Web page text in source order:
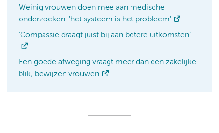
Weinig vrouwen doen mee aan medische
onderzoeken: 'het systeem is het probleem'
‘Compassie draagt juist bij aan betere uitkomsten’
Een goede afweging vraagt meer dan een zakelijke
blik, bewijzen vrouwen